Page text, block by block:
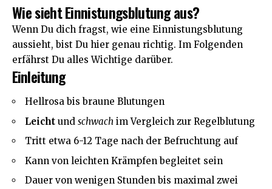
Wie sieht Einnistungsblutung aus?
Wenn Du dich fragst, wie eine Einnistungsblutung
aussieht, bist Du hier genau richtig. Im Folgenden
erfährst Du alles Wichtige darüber.
Einleitung
Hellrosa bis braune Blutungen
Leicht und schwach im Vergleich zur Regelblutung
Tritt etwa 6-12 Tage nach der Befruchtung auf
Kann von leichten Krämpfen begleitet sein
Dauer von wenigen Stunden bis maximal zwei